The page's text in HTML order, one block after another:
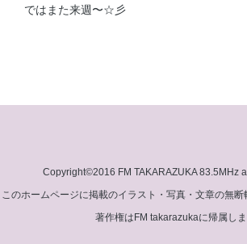
ではまた来週〜☆彡
Copyright©2016 FM TAKARAZUKA 83.5MHz
このホームページに掲載のイラスト・写真・文章の無
著作権はFM takarazukaに帰属しま